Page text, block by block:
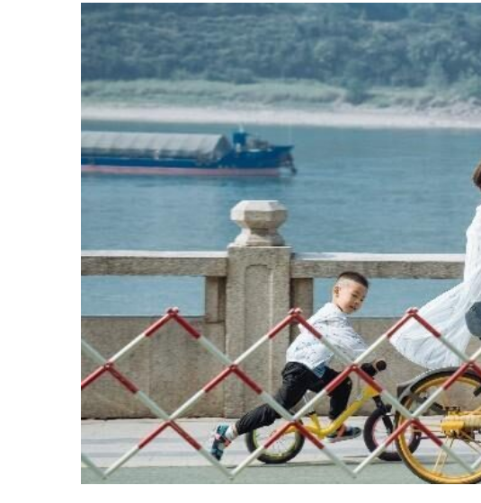
Hit enter to search or ESC to close